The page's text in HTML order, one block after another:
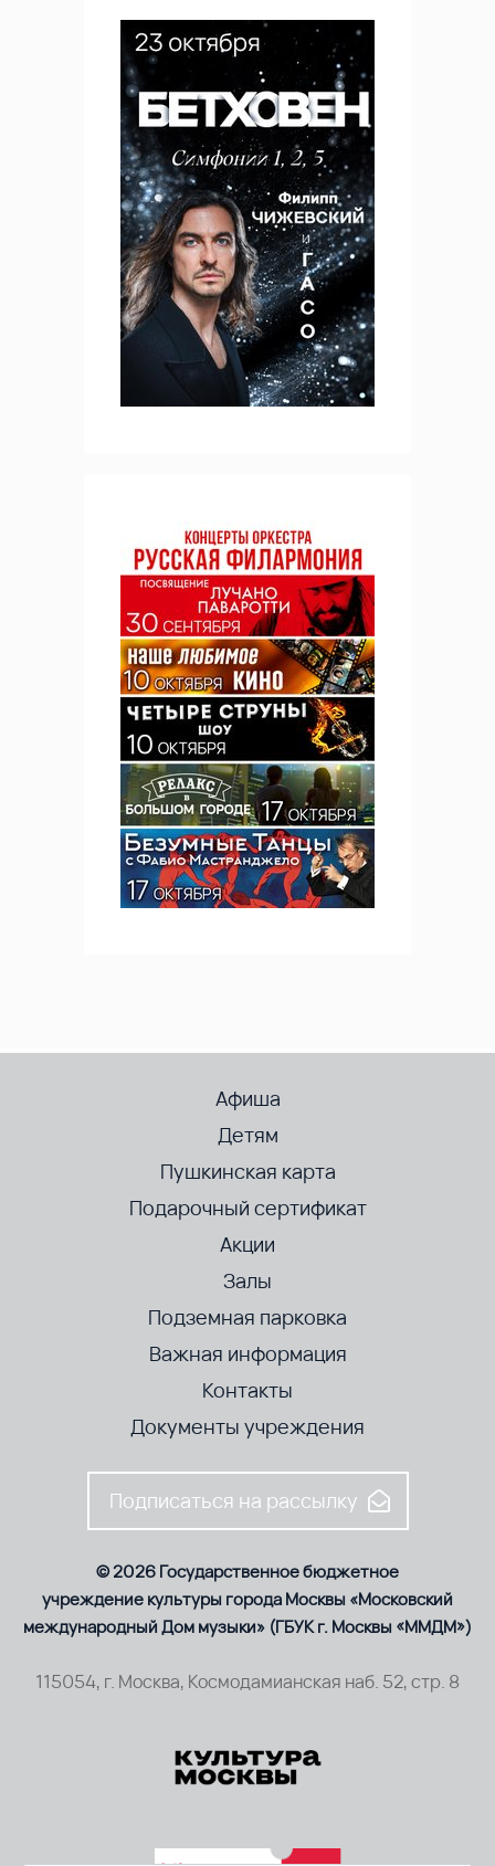
Афиша
Детям
Пушкинская карта
Подарочный сертификат
Акции
Залы
Подземная парковка
Важная информация
Контакты
Документы учреждения
Подписаться на рассылку
© 2026 Государственное бюджетное
учреждение культуры города Москвы «Московский
международный Дом музыки» (ГБУК г. Москвы «ММДМ»)
115054, г. Москва, Космодамианская наб. 52, стр. 8